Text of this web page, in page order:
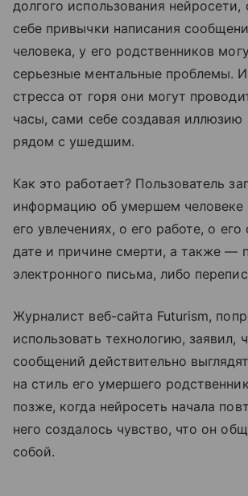
долгого использования
себе привычки написания
человека, у его родственников
серьезные ментальные проблемы.
стресса от горя они могут
часы, сами себе создавая иллюзию
рядом с ушедшим.
Как это работает? Пользователь
информацию об умершем человеке
его увлечениях, о его работе, о его
дате и причине смерти, а также —
электронного письма, либо
Журналист веб-сайта Futurism,
использовать технологию, заявил,
сообщений действительно
на стиль его умершего
позже, когда нейросеть начала
него создалось чувство, что он
собой.